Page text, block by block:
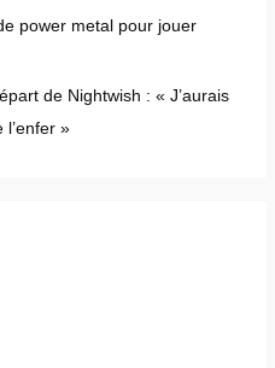
power metal pour jouer
de Nightwish : « J’aurais
»